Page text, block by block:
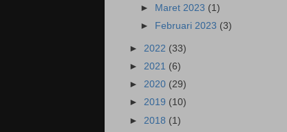
►
Maret 2023 (1)
►
Februari 2023 (3)
► 2022 (33)
► 2021 (6)
► 2020 (29)
► 2019 (10)
► 2018 (1)